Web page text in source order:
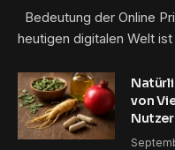
Bedeutung der Online
heutigen digitalen Welt
von